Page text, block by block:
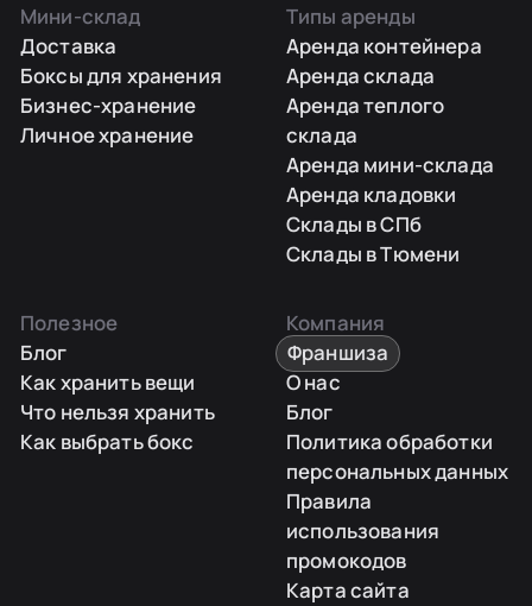
Мини-склад
Доставка
Боксы для хранения
Бизнес-хранение
Личное хранение
Типы аренды
Аренда контейнера
Аренда склада
Аренда теплого
склада
Аренда мини-склада
Аренда кладовки
Склады в СПб
Склады в Тюмени
Полезное
Блог
Как хранить вещи
Что нельзя хранить
Как выбрать бокс
Компания
Франшиза
О нас
Блог
Политика обработки
персональных данных
Правила
использования
промокодов
Карта сайта